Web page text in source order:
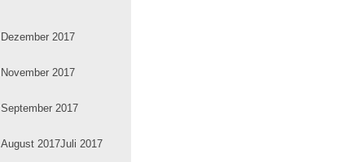
Dezember 2017
November 2017
September 2017
August 2017Juli 2017